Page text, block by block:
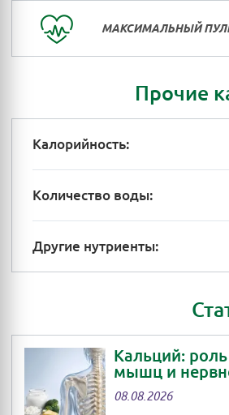
МАКСИМАЛЬНЫЙ
Прочие
Калорийность:
Количество воды:
Другие нутриенты:
Кальций:
мышц и
08.08.2026